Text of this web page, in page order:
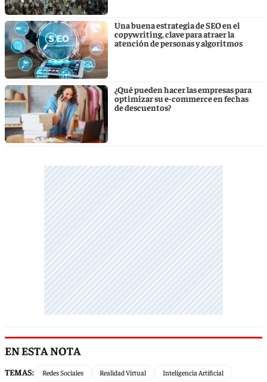
Una buena estrategia de SEO en el
copywriting, clave para atraer la
atención de personas y algoritmos
¿Qué pueden hacer las empresas para
optimizar su e-commerce en fechas
de descuentos?
EN ESTA NOTA
TEMAS: Redes Sociales Realidad Virtual Inteligencia Artificial